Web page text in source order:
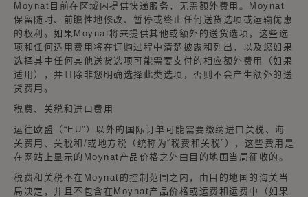
Moynat目前在区域内提供快递服务，无需额外费用。Moynat
保留随时、前瞻性地修改、暂停或终止任何送货选项或运输优惠
的权利。如果Moynat将来提供其他或额外的送货选项，这些选
项和任何适用费用将在订购过程中清楚披露和列出，以及您如果
选择其中任何其他送货选项可能需要支付的相应额外费用（如果
适用），并且除非您明确选择此类选项，否则不会产生额外的送
货费用。
税费、关税和进口费用
运往欧盟（“EU”）以外的国际订单可能需要缴纳进口关税、海
关费用、关税和/或地方税（统称为“税费和关税”），这些费用是
在网站上显示的Moynat产品价格之外由目的地国当局征收的。
税费和关税不在Moynat的控制范围之内，由目的地国的海关当
局决定，并且不包含在Moynat产品价格或运费和运费中（如果